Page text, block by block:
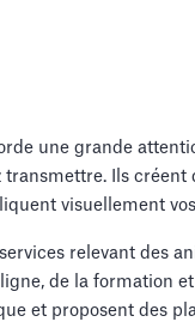
une grande
transmettre. Ils créent
visuellement
relevant des
de la formation
et proposent des